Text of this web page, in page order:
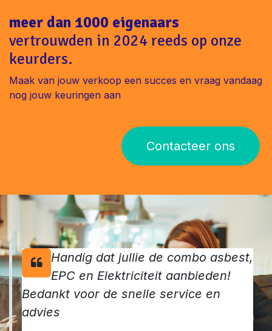
succesvol. Contacteer ons vandaag:www.immo-experts.be
bel 014 141 509. #AsbestattestWingene #VastgoedVlaanderen
vertrouwden in 2024 reeds op onze
Contacteer ons